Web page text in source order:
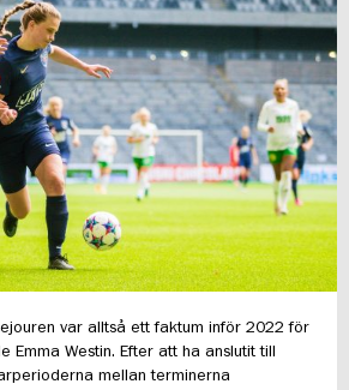
var alltså ett faktum inför 2022 för
Emma Westin. Efter att ha anslutit till
mellan terminerna